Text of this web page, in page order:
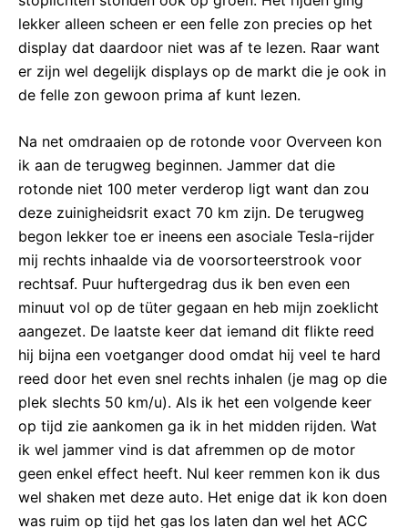
lekker alleen scheen er een felle zon precies op het
display dat daardoor niet was af te lezen. Raar want
er zijn wel degelijk displays op de markt die je ook in
de felle zon gewoon prima af kunt lezen.
Na net omdraaien op de rotonde voor Overveen kon
ik aan de terugweg beginnen. Jammer dat die
rotonde niet 100 meter verderop ligt want dan zou
deze zuinigheidsrit exact 70 km zijn. De terugweg
begon lekker toe er ineens een asociale Tesla-rijder
mij rechts inhaalde via de voorsorteerstrook voor
rechtsaf. Puur huftergedrag dus ik ben even een
minuut vol op de tüter gegaan en heb mijn zoeklicht
aangezet. De laatste keer dat iemand dit flikte reed
hij bijna een voetganger dood omdat hij veel te hard
reed door het even snel rechts inhalen (je mag op die
plek slechts 50 km/u). Als ik het een volgende keer
op tijd zie aankomen ga ik in het midden rijden. Wat
ik wel jammer vind is dat afremmen op de motor
geen enkel effect heeft. Nul keer remmen kon ik dus
wel shaken met deze auto. Het enige dat ik kon doen
was ruim op tijd het gas los laten dan wel het ACC